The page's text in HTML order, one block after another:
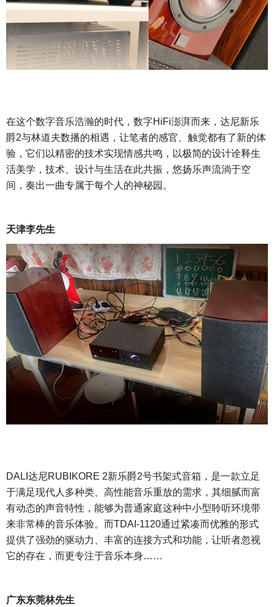
在这个数字音乐浩瀚的时代，数字HiFi澎湃而来，达尼新乐
爵2与林道夫数播的相遇，让笔者的感官、触觉都有了新的体
验，它们以精密的技术实现情感共鸣，以极简的设计诠释生
活美学，技术、设计与生活在此共振，悠扬乐声流淌于空
间，奏出一曲专属于每个人的神秘园。
天津李先生
DALI达尼RUBIKORE 2新乐爵2号书架式音箱，是一款立足
于满足现代人多种类、高性能音乐重放的需求，其细腻而富
有动态的声音特性，能够为普通家庭这种中小型聆听环境带
来非常棒的音乐体验。而TDAI-1120通过紧凑而优雅的形式
提供了强劲的驱动力、丰富的连接方式和功能，让听者忽视
它的存在，而更专注于音乐本身……
广东东莞林先生